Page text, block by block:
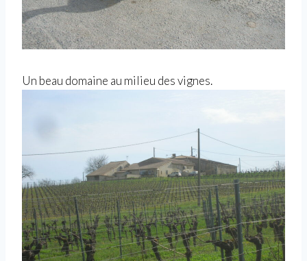
Un beau domaine au milieu des vignes.